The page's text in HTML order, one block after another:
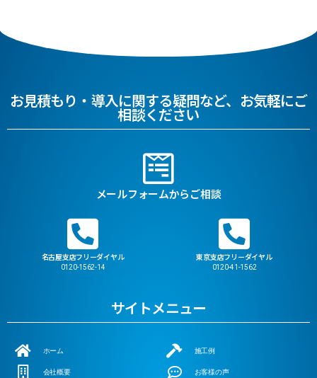
お見積もり・導入に関する疑問など、お気軽にご
相談ください
メールフォームからご相談
名古屋支店フリーダイヤル
0120-1562-14
東京支店フリーダイヤル
0120-41-1562
サイトメニュー
ホーム
会社概要
施工例
お客様の声